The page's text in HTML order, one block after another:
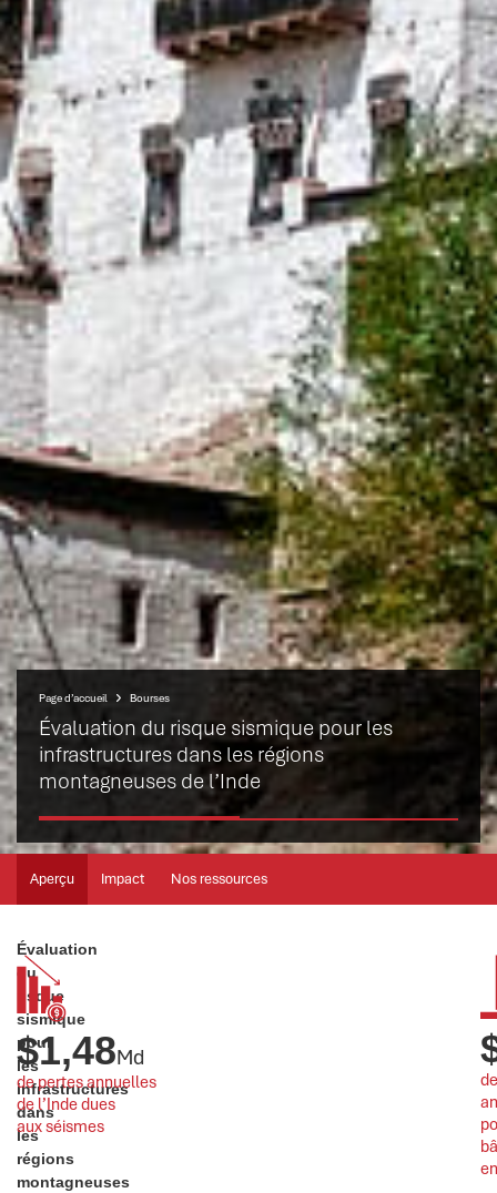
Page d’accueil Bourses
Évaluation du risque sismique pour les
infrastructures dans les régions
montagneuses de l’Inde
Aperçu Impact Nos ressources
Évaluation
du
risque
sismique
pour
les
infrastructures
dans
les
régions
montagneuses
de pertes annuelles
de l’Inde dues
aux séismes
$1,48Md